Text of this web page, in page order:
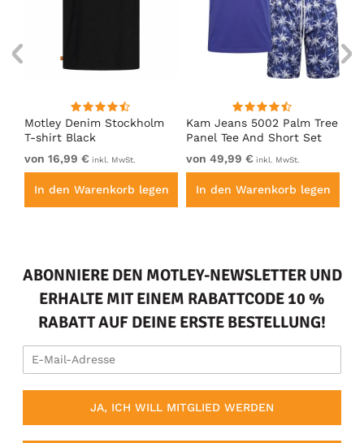
Motley Denim Stockholm
T-shirt Black
von 16,99 € inkl. MwSt.
In den Warenkorb legen
Kam Jeans 5002 Palm Tree
Panel Tee And Short Set
Electric Blue
von 49,99 € inkl. MwSt.
In den Warenkorb legen
ABONNIERE DEN MOTLEY-NEWSLETTER UND
ERHALTE MIT EINEM RABATTCODE 10 %
RABATT AUF DEINE ERSTE BESTELLUNG!
JA, ICH WILL MITGLIED WERDEN